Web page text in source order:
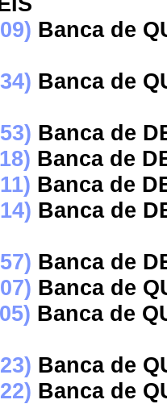
Banca de
Banca de
Banca de
Banca de
Banca de
Banca de
Banca de
Banca de
Banca de
Banca de
Banca de